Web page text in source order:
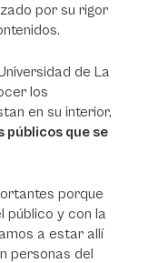
por su rigor
de La
los
en su interior,
públicos que se
porque
público y con la
a estar allí
personas del